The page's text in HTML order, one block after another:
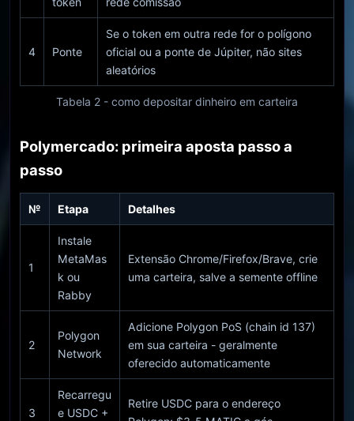
Tabela 2 - como depositar dinheiro em carteira
4 Ponte
Se o token em outra rede for o polígono
oficial ou a ponte de Júpiter, não sites
aleatórios
Polymercado: primeira aposta passo a
passo
№ Etapa Detalhes
1
Instale
MetaMas
k ou
Rabby
Extensão Chrome/Firefox/Brave, crie
uma carteira, salve a semente offline
2
Polygon
Network
Adicione Polygon PoS (chain id 137)
em sua carteira - geralmente
oferecido automaticamente
3
Recarregu
e USDC +
Retire USDC para o endereço